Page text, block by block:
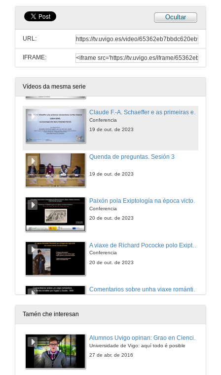
Ocultar
URL:
IFRAME:
Vídeos da mesma serie
As escavações de Paul-Émile Botta em Khorsabad (1843-1845) e o Museu assírio no Louvre: questões diplomáticas e disputas políticas a serviço da arqueologia
Conferencia
19 de out. de 2023
Os debuxos e fotografías de Jane Dieulafoy: representacións xeorreferenciadas nas viaxes Oriente-Occidente
Claude F.-A. Schaeffer e as primeiras escavacións en Niveis Shamra (1929-1939). A arqueoloxía siria baixo o Mandato francés.
Conferencia
19 de out. de 2023
Quenda de preguntas. Sesión 3
19 de out. de 2023
Paixón pola Exiptología na época victoriana británica: o caso de Amelia Blanford Edwards e Emily Paterson
Conferencia
20 de out. de 2023
Conferencia
20 de out. de 2023
Comentarios sobre unha viaxe romántica: a viaxe de Antoni Amatller por Exipto e Sudán
20 de out. de 2023
Conferencia
Tamén che interesan
Alumnos Uvigo opinan: Grao en Ciencias da Linguaxe e Estudos Literarios
Universidade de Vigo: aquí todo é posible
27 de abr. de 2016